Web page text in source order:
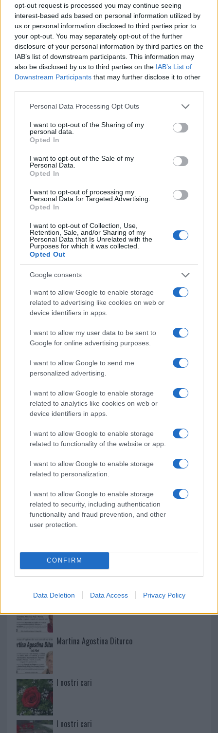
opt-out request is processed you may continue seeing
interest-based ads based on personal information utilized by
us or personal information disclosed to third parties prior to
your opt-out. You may separately opt-out of the further
disclosure of your personal information by third parties on the
IAB’s list of downstream participants. This information may
also be disclosed by us to third parties on the IAB’s List of
Downstream Participants that may further disclose it to other
Please note that this website/app uses one or more Google
not limited to your visit or usage behaviour. You may click to
grant or deny consent to Google and its third-party tags to
use your data for below specified purposes in below Google
consent section.
Personal Data Processing Opt Outs
I want to opt-out of the Sharing of my
personal data.
Opted In
I want to opt-out of the Sale of my
Personal Data.
Opted In
I want to opt-out of processing my
Personal Data for Targeted Advertising.
Opted In
I want to opt-out of Collection, Use,
Retention, Sale, and/or Sharing of my
Personal Data that Is Unrelated with the
Purposes for which it was collected.
Opted Out
Google consents
I want to allow Google to enable storage
related to advertising like cookies on web or
device identifiers in apps.
I want to allow my user data to be sent to
Google for online advertising purposes.
I want to allow Google to send me
personalized advertising.
I want to allow Google to enable storage
related to analytics like cookies on web or
device identifiers in apps.
I want to allow Google to enable storage
related to functionality of the website or app.
I want to allow Google to enable storage
related to personalization.
I want to allow Google to enable storage
related to security, including authentication
functionality and fraud prevention, and other
user protection.
CONFIRM
Data Deletion Data Access Privacy Policy
Condividi l'articolo
F
a
ce
b
o
o
k
T
w
it
te
r
Pi
n
te
re
st
W
h
at
s
A
p
p
S
h
a
re
Articolo precedente
Prossimo articolo
Rapina a Porto Rotondo, due uomini fermati dai
carabinieri
Olbia, cosa è successo
Incidente sulla 125 a Olbia, due auto coinvolte:
danni ingenti
Auto finisce contro un muretto, un ferito ad
Arzachena
Incidente a Baia Sardinia, scontro tra auto e
Olbia, le previsioni meteo per lunedì 10 agosto
2026
Le ultime offerte di lavoro a Olbia e in Gallura
NECROLOGIE
Mario Malu
Paolo Pinna
Martina Agostina Diturco
I nostri cari
I nostri cari